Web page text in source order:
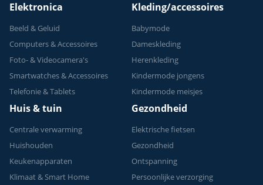
Elektronica
Beeld & Geluid
Computers & Accessoires
Foto- & Videocamera's
Smartwatches & Accessoires
Telefonie & Tablets
Kleding/accessoires
Babymode
Dameskleding
Herenkleding
Kindermode jongens
Kindermode meisjes
Huis & tuin
Centrale verwarming
Huishouden
Keukenapparaten
Klimaat & Smart Home
Gezondheid
Elektrische fietsen
Gezondheid
Ontspanning
Persoonlijke verzorging